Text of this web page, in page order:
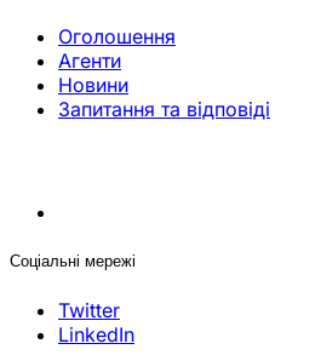
Оголошення
Агенти
Новини
Запитання та відповіді
Соціальні мережі
Twitter
LinkedIn